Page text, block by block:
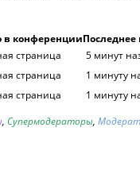
в конференции
страница
5 минут
страница
1 минуту
страница
1 минуту
, Супермодераторы,